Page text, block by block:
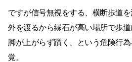
ですが信号無視をする、横断歩道
外を渡るから縁石が高い場所で歩道
脚が上がらず躓く、という危険行
覚。